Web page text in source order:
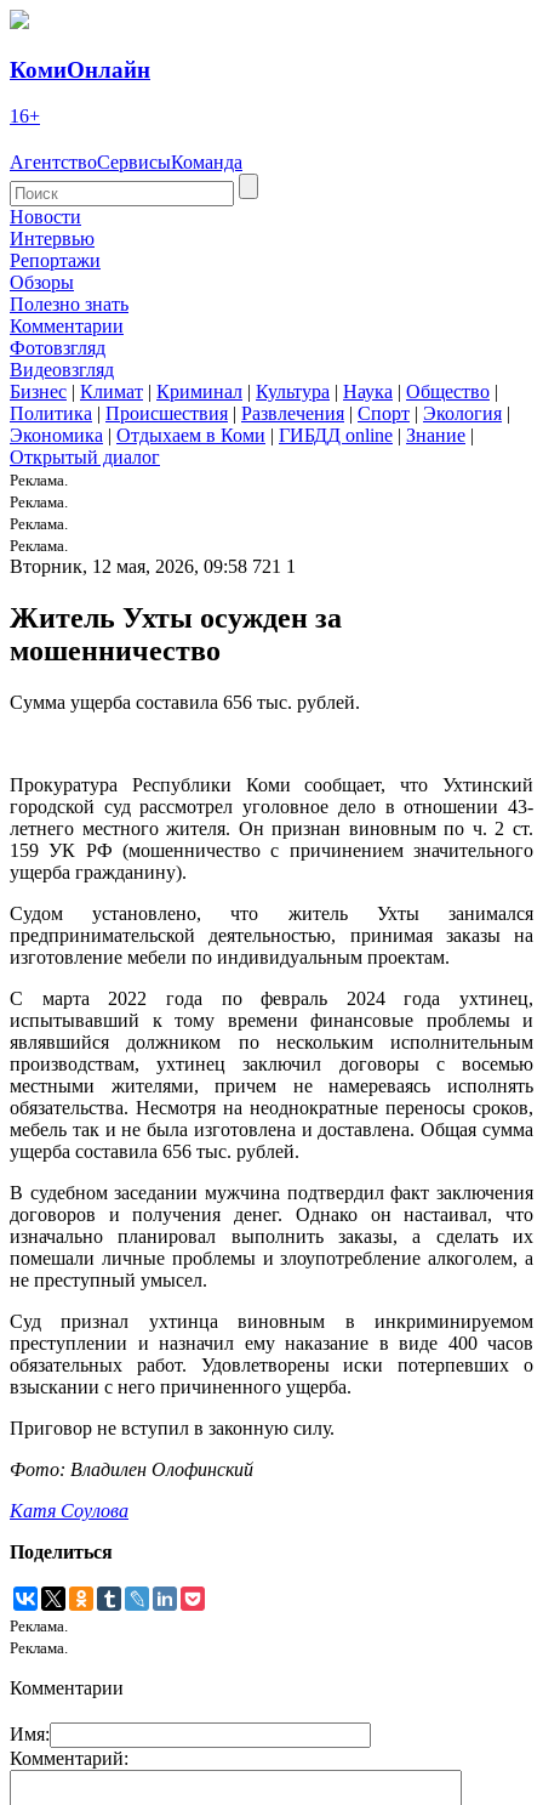
КомиОнлайн
16+
АгентствоСервисыКоманда
Новости
Интервью
Репортажи
Обзоры
Полезно знать
Комментарии
Фотовзгляд
Видеовзгляд
Бизнес | Климат | Криминал | Культура | Наука | Общество |
Политика | Происшествия | Развлечения | Спорт | Экология |
Экономика | Отдыхаем в Коми | ГИБДД online | Знание |
Открытый диалог
Реклама.
Реклама.
Реклама.
Реклама.
Вторник, 12 мая, 2026, 09:58 721 1
Житель Ухты осужден за
мошенничество
Сумма ущерба составила 656 тыс. рублей.
Прокуратура Республики Коми сообщает, что Ухтинский
городской суд рассмотрел уголовное дело в отношении 43-
летнего местного жителя. Он признан виновным по ч. 2 ст.
159 УК РФ (мошенничество с причинением значительного
ущерба гражданину).
Судом установлено, что житель Ухты занимался
предпринимательской деятельностью, принимая заказы на
изготовление мебели по индивидуальным проектам.
С марта 2022 года по февраль 2024 года ухтинец,
испытывавший к тому времени финансовые проблемы и
являвшийся должником по нескольким исполнительным
производствам, ухтинец заключил договоры с восемью
местными жителями, причем не намереваясь исполнять
обязательства. Несмотря на неоднократные переносы сроков,
мебель так и не была изготовлена и доставлена. Общая сумма
ущерба составила 656 тыс. рублей.
В судебном заседании мужчина подтвердил факт заключения
договоров и получения денег. Однако он настаивал, что
изначально планировал выполнить заказы, а сделать их
помешали личные проблемы и злоупотребление алкоголем, а
не преступный умысел.
Суд признал ухтинца виновным в инкриминируемом
преступлении и назначил ему наказание в виде 400 часов
обязательных работ. Удовлетворены иски потерпевших о
взыскании с него причиненного ущерба.
Приговор не вступил в законную силу.
Фото: Владилен Олофинский
Катя Соулова
Поделиться
Реклама.
Реклама.
Комментарии
Имя:
Комментарий: